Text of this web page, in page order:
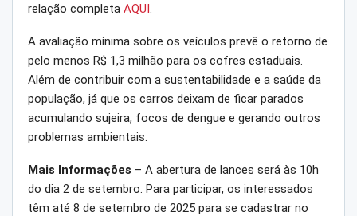
relação completa AQUI.
A avaliação mínima sobre os veículos prevê o retorno de
pelo menos R$ 1,3 milhão para os cofres estaduais.
Além de contribuir com a sustentabilidade e a saúde da
população, já que os carros deixam de ficar parados
acumulando sujeira, focos de dengue e gerando outros
problemas ambientais.
Mais Informações – A abertura de lances será às 10h
do dia 2 de setembro. Para participar, os interessados
têm até 8 de setembro de 2025 para se cadastrar no